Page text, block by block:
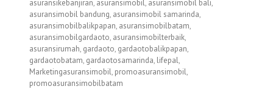
asuransikebanjiran, asuransimobil, asuransimobil bali,
asuransimobil bandung, asuransimobil samarinda,
asuransimobilbalikpapan, asuransimobilbatam,
asuransimobilgardaoto, asuransimobilterbaik,
asuransirumah, gardaoto, gardaotobalikpapan,
gardaotobatam, gardaotosamarinda, lifepal,
Marketingasuransimobil, promoasuransimobil,
promoasuransimobilbatam